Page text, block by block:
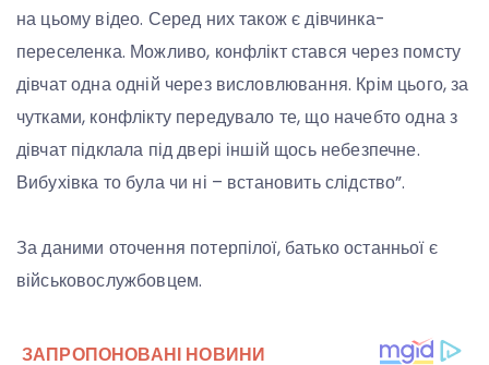
на цьому відео. Серед них також є дівчинка-
переселенка. Можливо, конфлікт стався через помсту
дівчат одна одній через висловлювання. Крім цього, за
чутками, конфлікту передувало те, що начебто одна з
дівчат підклала під двері іншій щось небезпечне.
Вибухівка то була чи ні – встановить слідство”.
За даними оточення потерпілої, батько останньої є
військовослужбовцем.